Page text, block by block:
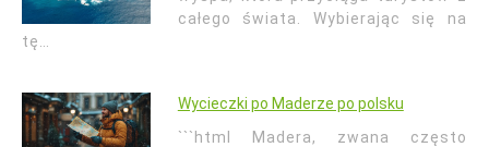
całego świata. Wybierając się na
tę…
Wycieczki po Maderze po polsku
```html Madera, zwana często